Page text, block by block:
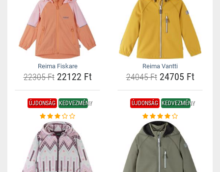
Reima Fiskare
22305 Ft22122 Ft
Reima Vantti
24045 Ft24705 Ft
ÚJDONSÁG KEDVEZMÉNY ÚJDONSÁG KEDVEZMÉNY